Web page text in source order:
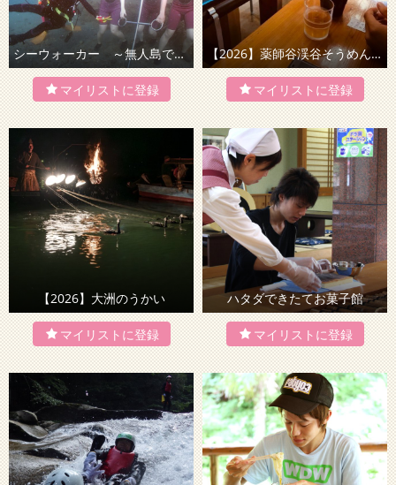
シーウォーカー ～無人島で海底を歩く！～ 【2026】薬師谷渓谷そうめん流し
【2026】大洲のうかい ハタダできたてお菓子館